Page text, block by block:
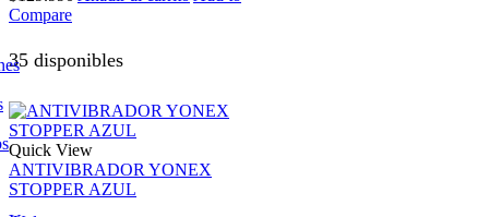
Compare
35 disponibles
Quick View
ANTIVIBRADOR YONEX
STOPPER AZUL